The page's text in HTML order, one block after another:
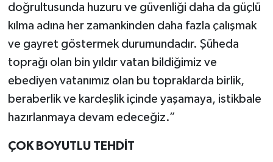
doğrultusunda huzuru ve güvenliği daha da güçlü
kılma adına her zamankinden daha fazla çalışmak
ve gayret göstermek durumundadır. Şüheda
toprağı olan bin yıldır vatan bildiğimiz ve
ebediyen vatanımız olan bu topraklarda birlik,
beraberlik ve kardeşlik içinde yaşamaya, istikbale
hazırlanmaya devam edeceğiz.”
ÇOK BOYUTLU TEHDİT